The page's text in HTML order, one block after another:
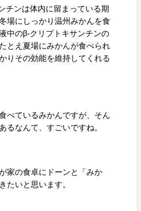
チンは体内に留まっている期
場にしっかり温州みかんを食
中のβ-クリプトキサンチンの
とえ夏場にみかんが食べられ
りその効能を維持してくれる
べているみかんですが、そん
るなんて、すごいですね。
家の食卓にドーンと「みか
たいと思います。